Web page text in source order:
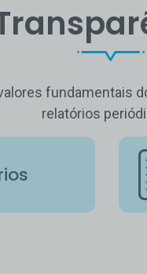
fundamentais
relatórios